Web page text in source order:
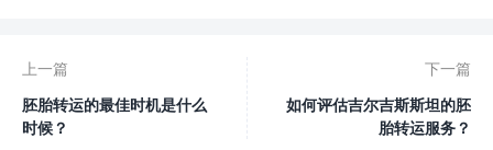
上一篇
胚胎转运的最佳时机是什么
时候？
下一篇
如何评估吉尔吉斯斯坦的胚
胎转运服务？